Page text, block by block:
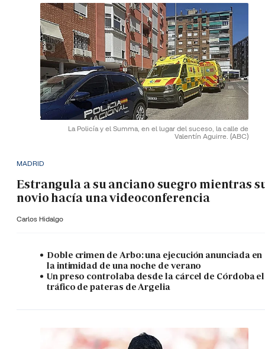
La Policía y el Summa, en el lugar del suceso, la calle de
Valentín Aguirre. (ABC)
MADRID
Estrangula a su anciano suegro mientras
novio hacía una videoconferencia
Carlos Hidalgo
Doble crimen de Arbo: una ejecución anunciada en
la intimidad de una noche de verano
Un preso controlaba desde la cárcel de Córdoba el
tráfico de pateras de Argelia